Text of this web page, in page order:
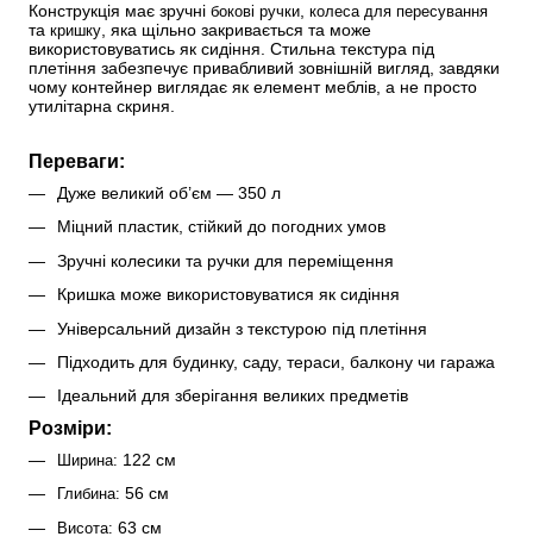
Конструкція має зручні бокові ручки колеса для пересування
та кришку , яка щільно закривається та може
використовуватись як сидіння. Стильна текстура під
плетіння забезпечує привабливий зовнішній вигляд, завдяки
чому контейнер виглядає як елемент меблів, а не просто
утилітарна скриня.
Переваги:
Дуже великий об’єм — 350 л
Міцний пластик, стійкий до погодних умов
Зручні колесики та ручки для переміщення
Кришка може використовуватися як сидіння
Універсальний дизайн з текстурою під плетіння
Підходить для будинку, саду, тераси, балкону чи гаража
Ідеальний для зберігання великих предметів
Розміри:
Ширина: 122 см
Глибина: 56 см
Висота: 63 см